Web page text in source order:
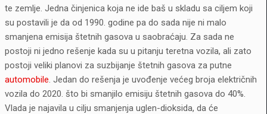
te zemlje. Jedna činjenica koja ne ide baš u skladu sa ciljem koji
su postavili je da od 1990. godine pa do sada nije ni malo
smanjena emisija štetnih gasova u saobraćaju. Za sada ne
postoji ni jedno rešenje kada su u pitanju teretna vozila, ali zato
postoji veliki planovi za suzbijanje štetnih gasova za putne
automobile. Jedan do rešenja je uvođenje većeg broja električnih
vozila do 2020. što bi smanjilo emisiju štetnih gasova do 40%.
Vlada je najavila u cilju smanjenja uglen-dioksida, da će